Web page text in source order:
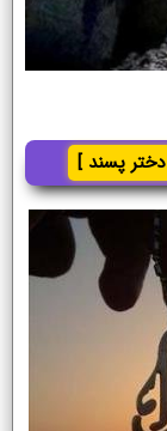
پسند ]